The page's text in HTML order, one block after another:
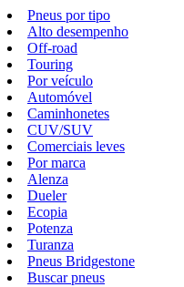
Pneus por tipo
Alto desempenho
Off-road
Touring
Por veículo
Automóvel
Caminhonetes
CUV/SUV
Comerciais leves
Por marca
Alenza
Dueler
Ecopia
Potenza
Turanza
Pneus Bridgestone
Buscar pneus